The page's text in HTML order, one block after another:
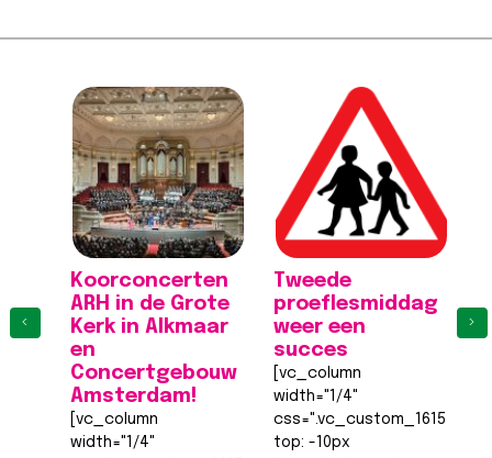
Koorconcerten
ARH in de Grote
Kerk in Alkmaar
en
Concertgebouw
Amsterdam!
[vc_column
width="1/4"
Tweede
proeflesmiddag
weer een
succes
[vc_column
width="1/4"
top: -10px
‹ ›